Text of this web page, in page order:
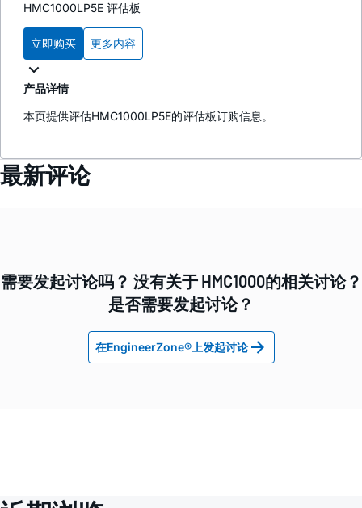
HMC1000LP5E 评估板
立即购买 更多内容
产品详情
本页提供评估HMC1000LP5E的评估板订购信息。
最新评论
需要发起讨论吗？ 没有关于 HMC1000的相关讨论？
是否需要发起讨论？
在EngineerZone®上发起讨论